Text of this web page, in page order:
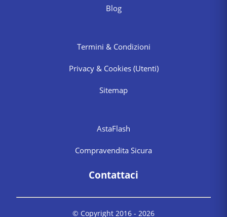
Blog
Termini & Condizioni
Privacy & Cookies (Utenti)
Sitemap
AstaFlash
Compravendita Sicura
Contattaci
© Copyright 2016 - 2026